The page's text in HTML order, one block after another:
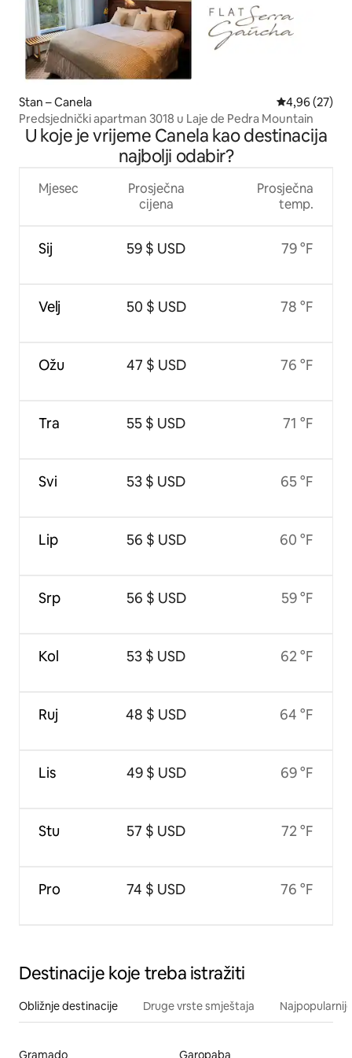
Stan – Canela Prosječna
4,96 (27)
Predsjednički apartman 3018 u Laje de Pedra Mountain
U koje je vrijeme Canela kao destinacija
najbolji odabir?
Mjesec
Sij
Velj
Ožu
Tra
Svi
Lip
Srp
Kol
Ruj
Lis
Stu
Pro
Prosječna
cijena
59 $ USD
50 $ USD
47 $ USD
55 $ USD
53 $ USD
56 $ USD
56 $ USD
53 $ USD
48 $ USD
49 $ USD
57 $ USD
74 $ USD
Prosječna
temp.
79 °F
78 °F
76 °F
71 °F
65 °F
60 °F
59 °F
62 °F
64 °F
69 °F
72 °F
76 °F
Destinacije koje treba istražiti
Obližnje destinacije Druge vrste smještaja
Gramado Garopaba